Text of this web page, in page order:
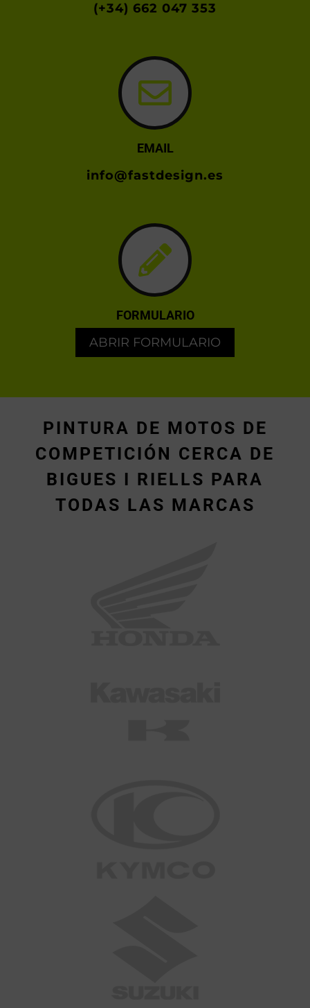
(+34) 662 047 353
EMAIL
info@fastdesign.es
FORMULARIO
ABRIR FORMULARIO
PINTURA DE MOTOS DE
COMPETICIÓN CERCA DE
BIGUES I RIELLS PARA
TODAS LAS MARCAS